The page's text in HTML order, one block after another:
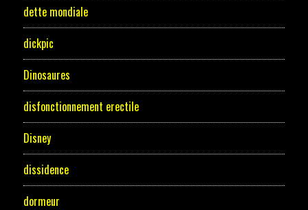
dette mondiale
dickpic
Dinosaures
disfonctionnement erectile
Disney
dissidence
dormeur